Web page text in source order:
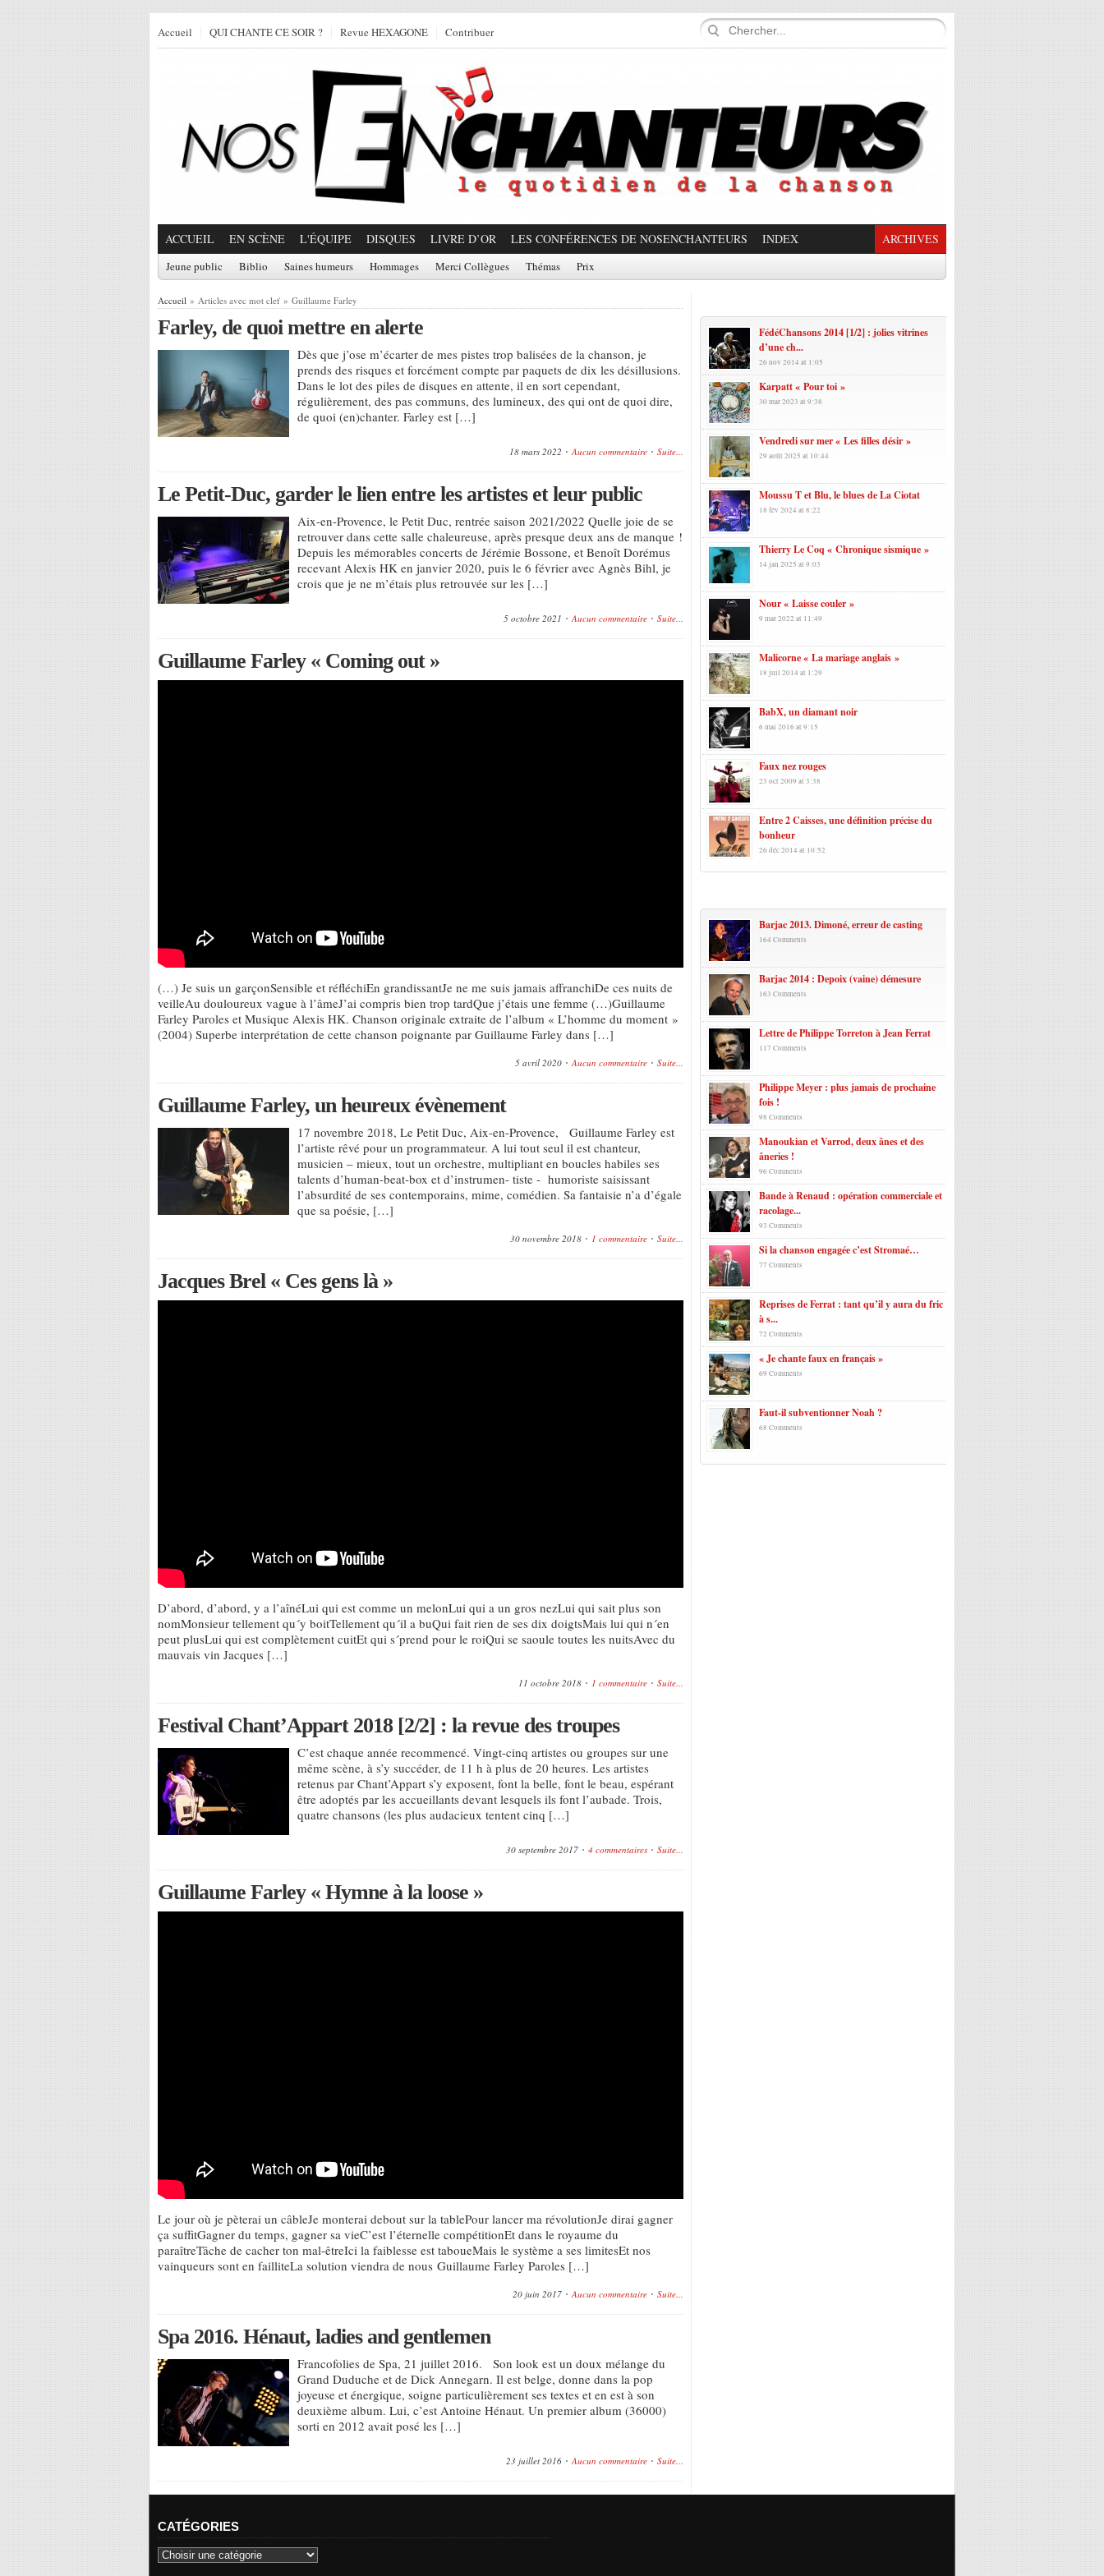
Accueil QUI CHANTE CE SOIR ? Revue HEXAGONE Contribuer
ACCUEIL EN SCÈNE L'ÉQUIPE DISQUES LIVRE D’OR LES CONFÉRENCES DE NOSENCHANTEURS INDEX ARCHIVES
Jeune public Biblio Saines humeurs Hommages Merci Collègues Thémas Prix
Accueil » Articles avec mot clef » Guillaume Farley
Farley, de quoi mettre en alerte
Dès que j’ose m’écarter de mes pistes trop balisées de la chanson, je
prends des risques et forcément compte par paquets de dix les désillusions.
Dans le lot des piles de disques en attente, il en sort cependant,
régulièrement, des pas communs, des lumineux, des qui ont de quoi dire,
de quoi (en)chanter. Farley est […]
18 mars 2022 Aucun commentaire Suite...
Le Petit-Duc, garder le lien entre les artistes et leur public
Aix-en-Provence, le Petit Duc, rentrée saison 2021/2022 Quelle joie de se
retrouver dans cette salle chaleureuse, après presque deux ans de manque !
Depuis les mémorables concerts de Jérémie Bossone, et Benoît Dorémus
recevant Alexis HK en janvier 2020, puis le 6 février avec Agnès Bihl, je
crois que je ne m’étais plus retrouvée sur les […]
5 octobre 2021 Aucun commentaire Suite...
Guillaume Farley « Coming out »
(…) Je suis un garçonSensible et réfléchiEn grandissantJe ne me suis jamais affranchiDe ces nuits de
veilleAu douloureux vague à l’âmeJ’ai compris bien trop tardQue j’étais une femme (…)Guillaume
Farley Paroles et Musique Alexis HK. Chanson originale extraite de l’album « L’homme du moment »
(2004) Superbe interprétation de cette chanson poignante par Guillaume Farley dans […]
5 avril 2020 Aucun commentaire Suite...
Guillaume Farley, un heureux évènement
17 novembre 2018, Le Petit Duc, Aix-en-Provence, Guillaume Farley est
l’artiste rêvé pour un programmateur. A lui tout seul il est chanteur,
musicien – mieux, tout un orchestre, multipliant en boucles habiles ses
talents d’human-beat-box et d’instrumen- tiste - humoriste saisissant
l’absurdité de ses contemporains, mime, comédien. Sa fantaisie n’a d’égale
que sa poésie, […]
30 novembre 2018 1 commentaire Suite...
Jacques Brel « Ces gens là »
D’abord, d’abord, y a l’aînéLui qui est comme un melonLui qui a un gros nezLui qui sait plus son
nomMonsieur tellement qu´y boitTellement qu´il a buQui fait rien de ses dix doigtsMais lui qui n´en
peut plusLui qui est complètement cuitEt qui s´prend pour le roiQui se saoule toutes les nuitsAvec du
mauvais vin Jacques […]
11 octobre 2018 1 commentaire Suite...
Festival Chant’Appart 2018 [2/2] : la revue des troupes
C’est chaque année recommencé. Vingt-cinq artistes ou groupes sur une
même scène, à s’y succéder, de 11 h à plus de 20 heures. Les artistes
retenus par Chant’Appart s’y exposent, font la belle, font le beau, espérant
être adoptés par les accueillants devant lesquels ils font l’aubade. Trois,
quatre chansons (les plus audacieux tentent cinq […]
30 septembre 2017 4 commentaires Suite...
Guillaume Farley « Hymne à la loose »
Le jour où je pèterai un câbleJe monterai debout sur la tablePour lancer ma révolutionJe dirai gagner
ça suffitGagner du temps, gagner sa vieC’est l’éternelle compétitionEt dans le royaume du
paraîtreTâche de cacher ton mal-êtreIci la faiblesse est taboueMais le système a ses limitesEt nos
vainqueurs sont en failliteLa solution viendra de nous Guillaume Farley Paroles […]
20 juin 2017 Aucun commentaire Suite...
Spa 2016. Hénaut, ladies and gentlemen
Francofolies de Spa, 21 juillet 2016. Son look est un doux mélange du
Grand Duduche et de Dick Annegarn. Il est belge, donne dans la pop
joyeuse et énergique, soigne particulièrement ses textes et en est à son
deuxième album. Lui, c’est Antoine Hénaut. Un premier album (36000)
sorti en 2012 avait posé les […]
23 juillet 2016 Aucun commentaire Suite...
FédéChansons 2014 [1/2] : jolies vitrines
d’une ch...
26 nov 2014 at 1:05
Karpatt « Pour toi »
30 mar 2023 at 9:38
Vendredi sur mer « Les filles désir »
29 août 2025 at 10:44
Moussu T et Blu, le blues de La Ciotat
18 fév 2024 at 8:22
Thierry Le Coq « Chronique sismique »
14 jan 2025 at 9:03
Nour « Laisse couler »
9 mar 2022 at 11:49
Malicorne « La mariage anglais »
18 juil 2014 at 1:29
BabX, un diamant noir
6 mai 2016 at 9:15
Faux nez rouges
23 oct 2009 at 3:38
Entre 2 Caisses, une définition précise du
bonheur
26 déc 2014 at 10:52
Barjac 2013. Dimoné, erreur de casting
164 Comments
Barjac 2014 : Depoix (vaine) démesure
163 Comments
Lettre de Philippe Torreton à Jean Ferrat
117 Comments
Philippe Meyer : plus jamais de prochaine
fois !
98 Comments
Manoukian et Varrod, deux ânes et des
âneries !
96 Comments
Bande à Renaud : opération commerciale et
racolage...
93 Comments
Si la chanson engagée c’est Stromaé…
77 Comments
Reprises de Ferrat : tant qu’il y aura du fric
à s...
72 Comments
« Je chante faux en français »
69 Comments
Faut-il subventionner Noah ?
68 Comments
CATÉGORIES